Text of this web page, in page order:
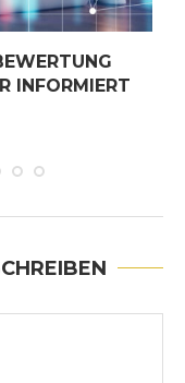
INFORMIERT